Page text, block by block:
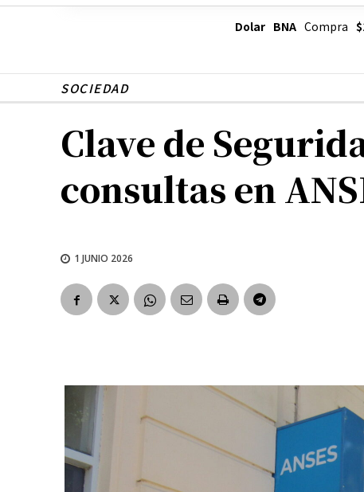
Dolar BNACompra
SOCIEDAD
Clave de
consultas en
1 JUNIO 2026